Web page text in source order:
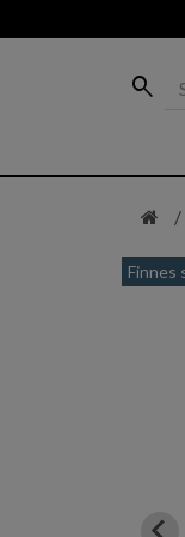
search
til
Finnes